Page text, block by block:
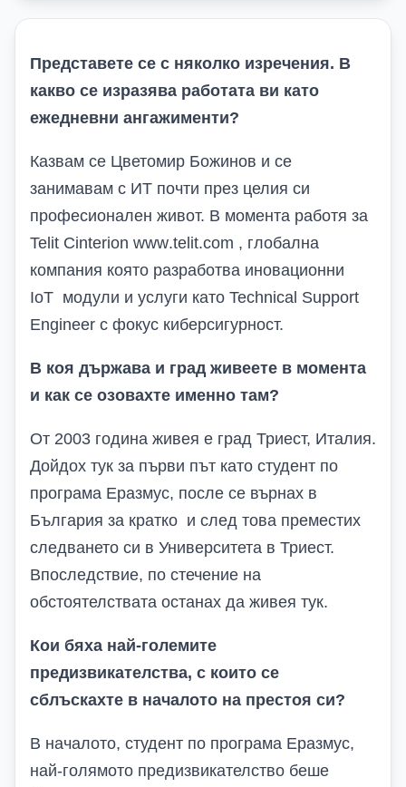
Представете се с няколко изречения. В
какво се изразява работата ви като
ежедневни ангажименти?
Казвам се Цветомир Божинов и се
занимавам с ИТ почти през целия си
професионален живот. В момента работя за
Telit Cinterion www.telit.com , глобална
компания която разработва иновационни
IoT модули и услуги като Technical Support
Engineer с фокус киберсигурност.
В коя държава и град живеете в момента
и как се озовахте именно там?
От 2003 година живея е град Триест, Италия.
Дойдох тук за първи път като студент по
програма Еразмус, после се върнах в
България за кратко и след това преместих
следването си в Университета в Триест.
Впоследствие, по стечение на
обстоятелствата останах да живея тук.
Кои бяха най-големите
предизвикателства, с които се
сблъскахте в началото на престоя си?
В началото, студент по програма Еразмус,
най-голямото предизвикателство беше